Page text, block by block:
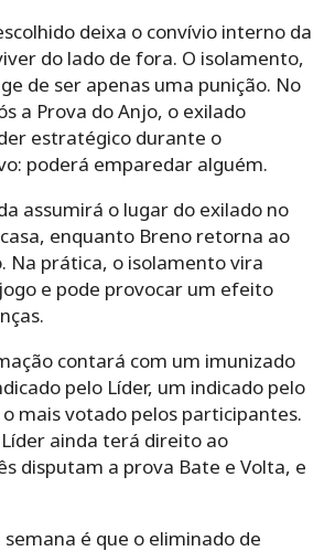
deixa o convívio interno da
do lado de fora. O isolamento,
de ser apenas uma punição. No
a Prova do Anjo, o exilado
estratégico durante o
poderá emparedar alguém.
assumirá o lugar do exilado no
enquanto Breno retorna ao
Na prática, o isolamento vira
e pode provocar um efeito
contará com um imunizado
pelo Líder, um indicado pelo
o mais votado pelos participantes.
ainda terá direito ao
disputam a prova Bate e Volta, e
é que o eliminado de